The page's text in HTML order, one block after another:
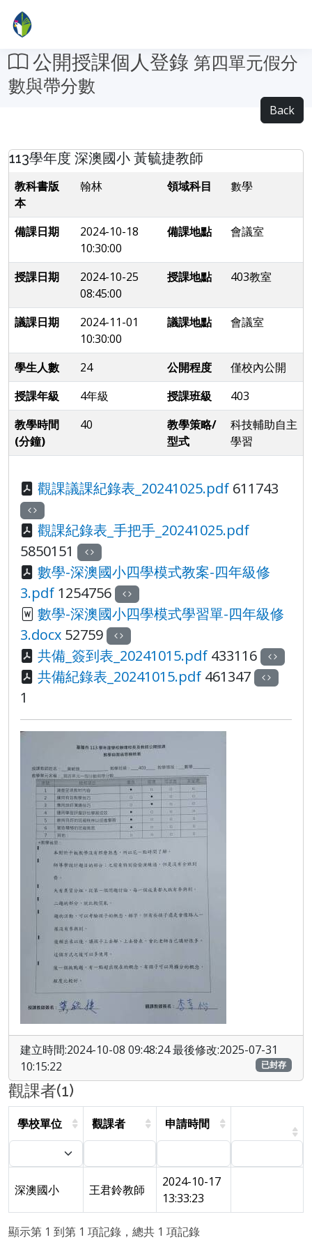
公開授課個人登錄 第四單元假分
數與帶分數
Back
113學年度 深澳國小 黃毓捷教師
教科書版
本
翰林 領域科目 數學
備課日期
2024-10-18
10:30:00
備課地點 會議室
授課日期
2024-10-25
08:45:00
授課地點 403教室
議課日期
2024-11-01
10:30:00
議課地點 會議室
學生人數 24 公開程度
僅校內公開
授課年級
4年級 授課班級
403
教學時間
(分鐘)
40
教學策略/
型式
科技輔助自主
學習
觀課議課紀錄表_20241025.pdf 611743
觀課紀錄表_手把手_20241025.pdf
5850151
數學-深澳國小四學模式教案-四年級修
3.pdf 1254756
數學-深澳國小四學模式學習單-四年級修
3.docx 52759
共備_簽到表_20241015.pdf 433116
共備紀錄表_20241015.pdf 461347
1
建立時間:2024-10-08 09:48:24 最後修改:2025-07-31
10:15:22
已封存
觀課者(1)
學校單位 觀課者 申請時間
深澳國小 王君鈴教師
2024-10-17
13:33:23
顯示第 1 到第 1 項記錄，總共 1 項記錄